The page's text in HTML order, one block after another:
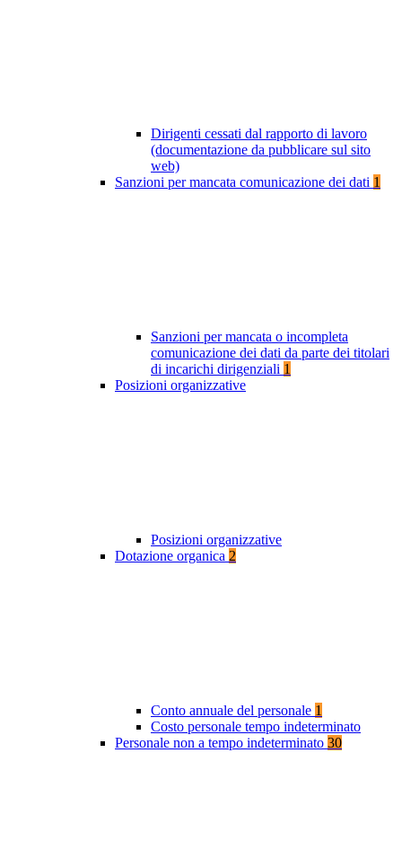
Dirigenti cessati dal rapporto di lavoro
(documentazione da pubblicare sul sito
web)
Sanzioni per mancata comunicazione dei dati 1
Sanzioni per mancata o incompleta
comunicazione dei dati da parte dei titolari
di incarichi dirigenziali 1
Posizioni organizzative
Posizioni organizzative
Dotazione organica 2
Conto annuale del personale 1
Costo personale tempo indeterminato
Personale non a tempo indeterminato 30